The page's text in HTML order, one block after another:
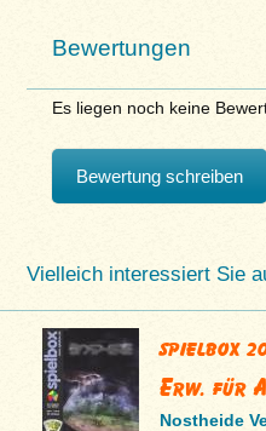
Bewertungen
Es liegen noch keine
Bewertung schreiben
Vielleich interessiert Sie
spielbox
Erw. für
Nostheide